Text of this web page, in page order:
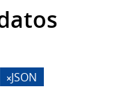
JSON